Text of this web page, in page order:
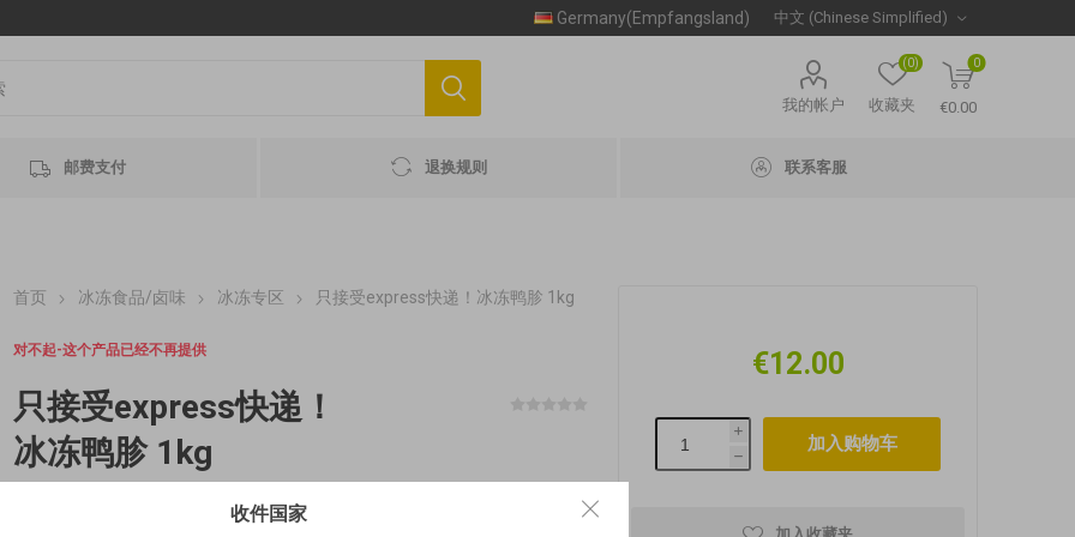
Germany(Empfangsland)
我的帐户 收藏夹
(0) 0
€0.00
邮费支付 退换规则 联系客服
首页 冰冻食品/卤味 冰冻专区 只接受express快递！冰冻鸭胗 1kg
对不起-这个产品已经不再提供
只接受express快递！
冰冻鸭胗 1kg
€12.00
i
h
收件国家